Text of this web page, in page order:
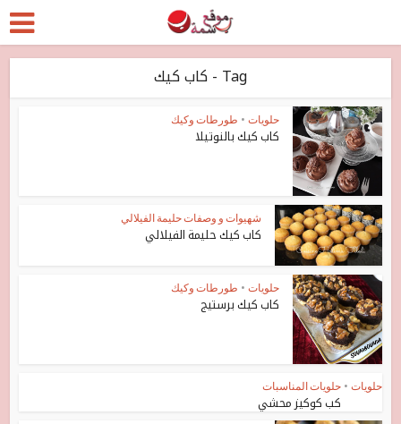
Tag - كاب كيك
حلويات • طورطات وكيك
كاب كيك بالنوتيلا
شهيوات و وصفات حليمة الفيلالي
كاب كيك حليمة الفيلالي
حلويات • طورطات وكيك
كاب كيك برستيج
حلويات • حلويات المناسبات
كب كوكيز محشي